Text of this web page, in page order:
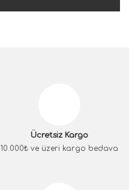
Ücretsiz Kargo
10.000₺ ve üzeri kargo bedava